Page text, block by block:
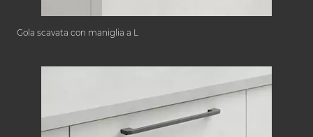
Gola scavata con maniglia a L